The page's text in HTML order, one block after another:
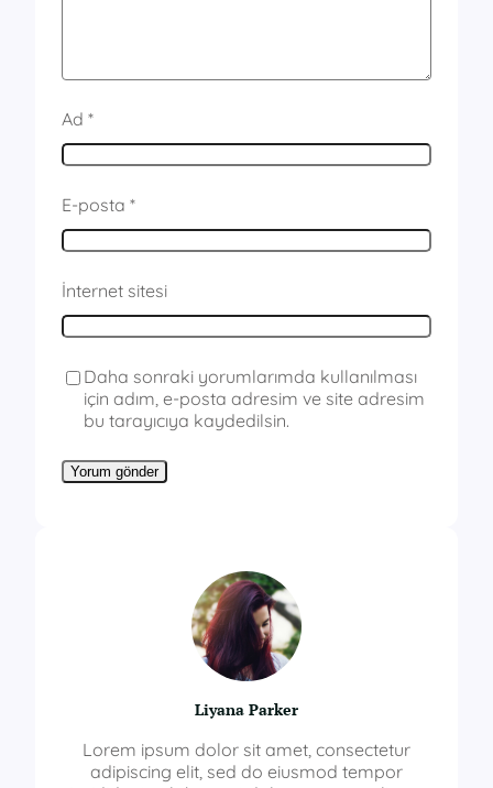
Ad *
E-posta *
İnternet sitesi
Daha sonraki yorumlarımda kullanılması
için adım, e-posta adresim ve site adresim
bu tarayıcıya kaydedilsin.
Liyana Parker
Lorem ipsum dolor sit amet, consectetur
adipiscing elit, sed do eiusmod tempor